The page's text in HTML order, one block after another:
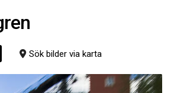
Sök bilder via karta